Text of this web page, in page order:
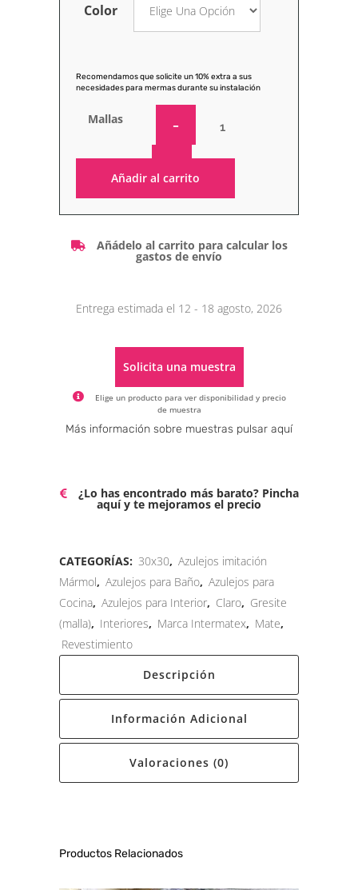
Color
Recomendamos que solicite un 10% extra a sus
necesidades para mermas durante su instalación
Mallas
Añadir al carrito
Añádelo al carrito para calcular los
gastos de envío
Entrega estimada el 12 - 18 agosto, 2026
Solicita una muestra
Elige un producto para ver disponibilidad y precio
de muestra
Alternative:
Más información sobre muestras pulsar aquí
¿Lo has encontrado más barato? Pincha
aquí y te mejoramos el precio
CATEGORÍAS: 30x30, Azulejos imitación
Mármol, Azulejos para Baño, Azulejos para
Cocina, Azulejos para Interior, Claro, Gresite
(malla), Interiores, Marca Intermatex, Mate,
Revestimiento
Descripción
Información Adicional
Valoraciones (0)
Productos Relacionados